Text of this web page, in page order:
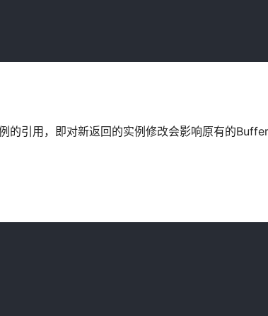
引用，即对新返回的实例修改会影响原有的